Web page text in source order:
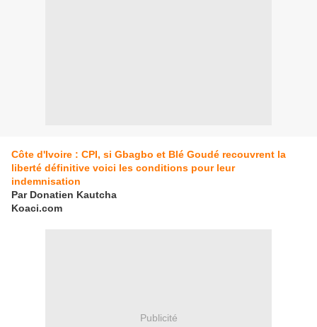
Côte d'Ivoire : CPI, si Gbagbo et Blé Goudé recouvrent la
liberté définitive voici les conditions pour leur
indemnisation
Par Donatien Kautcha
Koaci.com
Publicité